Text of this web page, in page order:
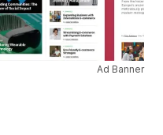
Ad Banner